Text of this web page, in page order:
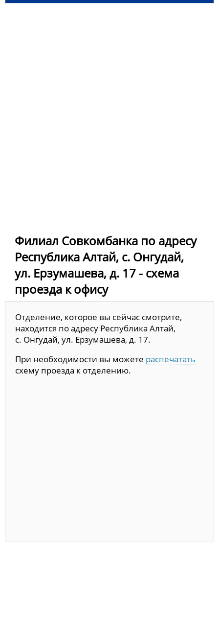
Филиал Совкомбанка по адресу
Республика Алтай, с. Онгудай,
ул. Ерзумашева, д. 17 - схема
проезда к офису
Отделение, которое вы сейчас смотрите,
находится по адресу Республика Алтай,
с. Онгудай, ул. Ерзумашева, д. 17.
При необходимости вы можете распечатать
схему проезда к отделению.